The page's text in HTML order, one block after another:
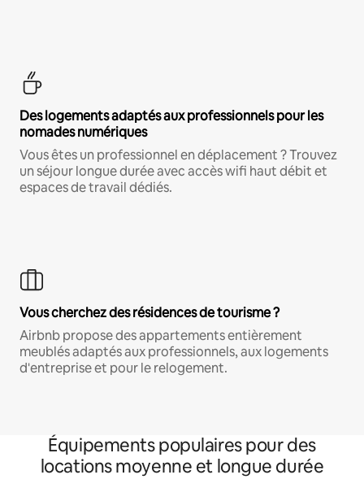
Des logements adaptés aux professionnels pour les
nomades numériques
Vous êtes un professionnel en déplacement ? Trouvez
un séjour longue durée avec accès wifi haut débit et
espaces de travail dédiés.
Vous cherchez des résidences de tourisme ?
Airbnb propose des appartements entièrement
meublés adaptés aux professionnels, aux logements
d'entreprise et pour le relogement.
Équipements populaires pour des
locations moyenne et longue durée